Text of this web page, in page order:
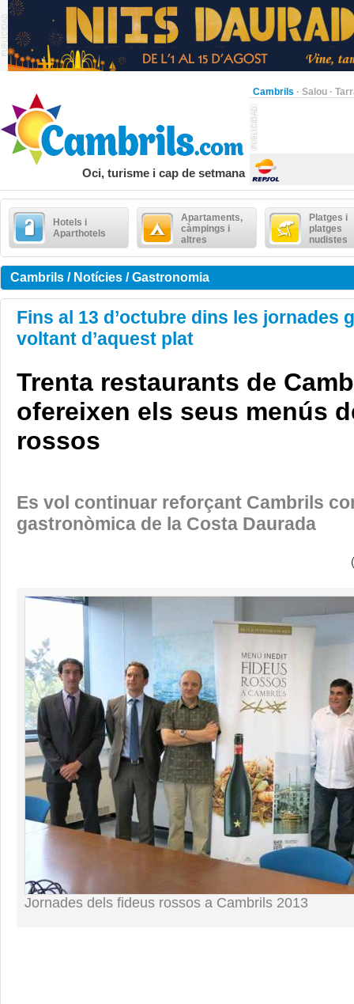
Cambrils · Salou ·
Oci, turisme i cap de setmana
Hotels i
Aparthotels
Apartaments,
càmpings i
altres
Platges i
platges
nudistes
Cambrils / Notícies / Gastronomia
Fins al 13 d’octubre dins les jornades
voltant d’aquest plat
Trenta restaurants de
ofereixen els seus menús
rossos
Es vol continuar reforçant Cambrils
gastronòmica de la Costa Daurada
Jornades dels fideus rossos a Cambrils 2013